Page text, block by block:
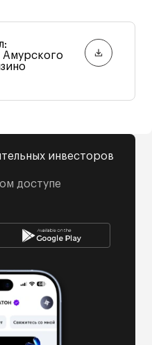
инвесторов
доступе